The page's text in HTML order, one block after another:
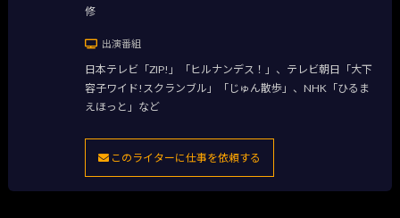
修
出演番組
日本テレビ「ZIP!」「ヒルナンデス！」、テレビ朝日「大下
容子ワイド!スクランブル」「じゅん散歩」、NHK「ひるま
えほっと」など
このライターに仕事を依頼する